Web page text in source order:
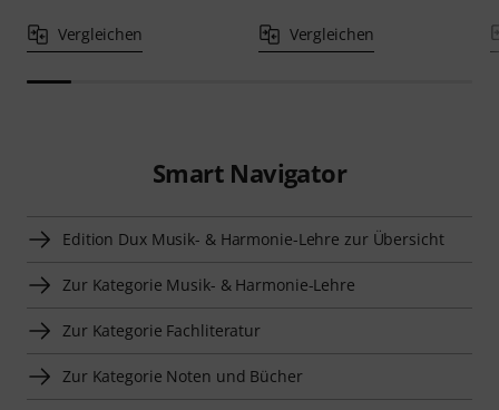
Vergleichen Vergleichen
Smart Navigator
Edition Dux Musik- & Harmonie-Lehre zur Übersicht
Zur Kategorie Musik- & Harmonie-Lehre
Zur Kategorie Fachliteratur
Zur Kategorie Noten und Bücher